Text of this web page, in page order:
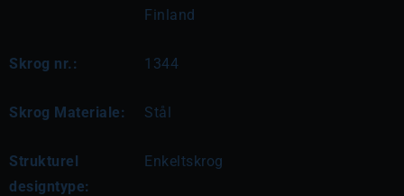
Finland
Skrog nr.: 1344
Skrog Materiale: Stål
Strukturel
designtype:
Enkeltskrog